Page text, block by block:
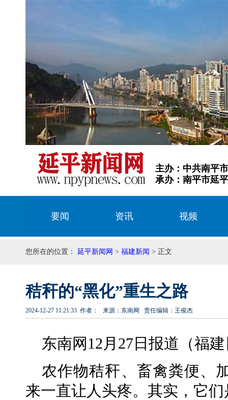
主办：中共南平
承办：南平市延
要闻 资讯 视频
您所在的位置： 延平新闻网 > 福建新闻 > 正文
秸秆的“黑化”重生之路
2024-12-27 11:21:33 作者： 来源：东南网 责任编辑：王俊杰
东南网12月27日报道（福
农作物秸秆、畜禽粪便、
来一直让人头疼。其实，它